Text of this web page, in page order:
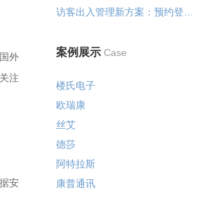
外
注
安
案例展示 Case
楼氏电子
欧瑞康
丝艾
德莎
阿特拉斯
康普通讯